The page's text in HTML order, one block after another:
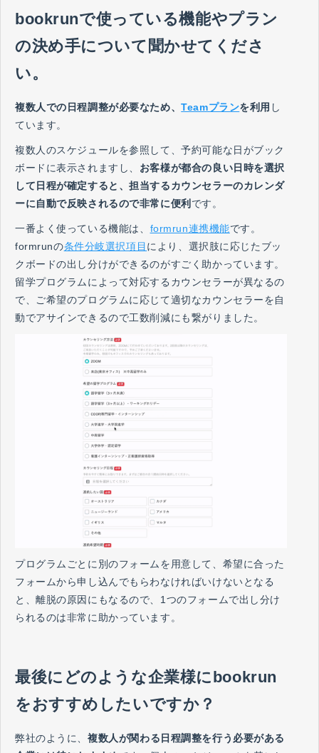
bookrunで使っている機能やプラン
の決め手について聞かせてくださ
い。
複数人での日程調整が必要なため、Teamプランを利用 し
ています。
複数人のスケジュールを参照して、予約可能な日がブック
ボードに表示されますし、 お客様が都合の良い日時を選択
して日程が確定すると、担当するカウンセラーのカレンダ
ーに自動で反映されるので非常に便利 です。
一番よく使っている機能は、 formrun連携機能です。
formrunの条件分岐選択項目 により、選択肢に応じたブッ
クボードの出し分けができるのがすごく助かっています。
留学プログラムによって対応するカウンセラーが異なるの
で、ご希望のプログラムに応じて適切なカウンセラーを自
動でアサインできるので工数削減にも繋がりました。
プログラムごとに別のフォームを用意して、希望に合った
フォームから申し込んでもらわなければいけないとなる
と、離脱の原因にもなるので、1つのフォームで出し分け
られるのは非常に助かっています。
最後にどのような企業様にbookrun
をおすすめしたいですか？
弊社のように、複数人が関わる日程調整を行う必要がある